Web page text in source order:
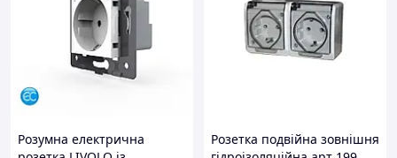
Розумна електрична
Розетка подвійна зовнішня